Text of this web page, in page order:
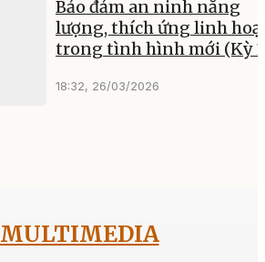
Bảo đảm an ninh năng
lượng, thích ứng linh
trong tình hình mới (Kỳ
18:32, 26/03/2026
MULTIMEDIA